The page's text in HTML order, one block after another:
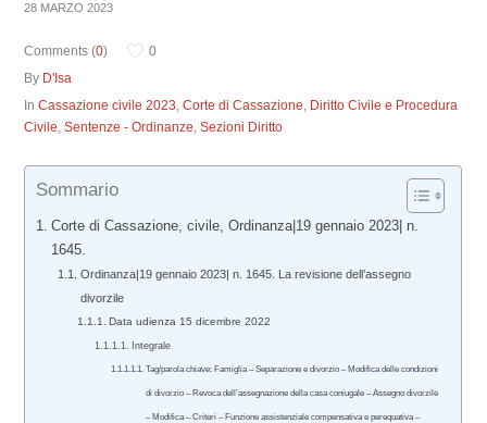
28 MARZO 2023
Comments (0)
0
By D'Isa
InCassazione civile 2023,Corte di Cassazione, Diritto Civile e Procedura
Civile,Sentenze - Ordinanze,Sezioni Diritto
Sommario
Corte di Cassazione, civile, Ordinanza|19 gennaio 2023| n.
1645.
Ordinanza|19 gennaio 2023| n. 1645. La revisione dell’assegno
divorzile
Data udienza 15 dicembre 2022
Integrale
Tag/parola chiave: Famiglia – Separazione e divorzio – Modifica delle condizioni
di divorzio – Revoca dell’assegnazione della casa coniugale – Assegno divorzile
– Modifica – Criteri – Funzione assistenziale compensativa e perequativa –